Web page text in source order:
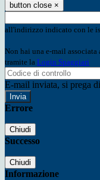
button close ×
all'indirizzo indicato con le
Non hai una e-mail
tramite la Login Spaggiari
E-mail inviata, si prega
Errore
Chiudi
Successo
Chiudi
Informazione